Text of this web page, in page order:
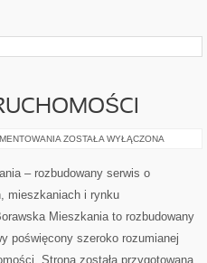
AGENCJE
NIERUCHOMOŚCI
ZOSTAŁA WYŁĄCZONA
– rozbudowany serwis o
mieszkaniach i rynku
Mieszkania to rozbudowany
poświęcony szeroko rozumianej
Strona została przygotowana